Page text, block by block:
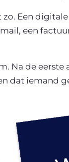
Een
een
Na de eerste
dat iemand